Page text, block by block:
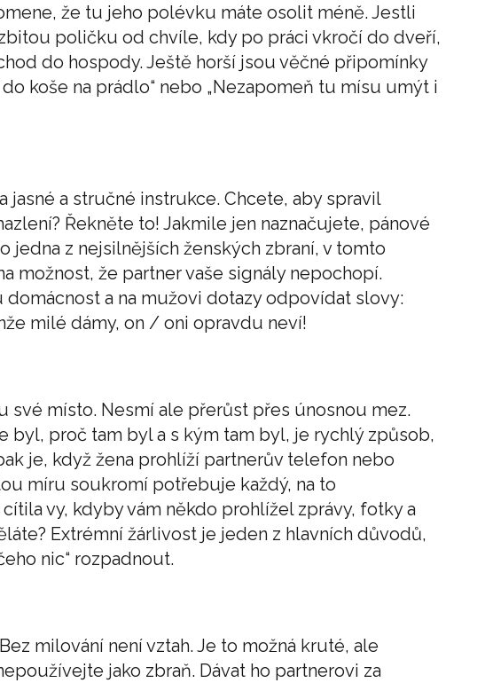
že tu jeho polévku máte osolit méně. Jestli
poličku od chvíle, kdy po práci vkročí do dveří,
do hospody. Ještě horší jsou věčné připomínky
koše na prádlo“ nebo „Nezapomeň tu mísu umýt i
jasné a stručné instrukce. Chcete, aby spravil
Řekněte to! Jakmile jen naznačujete, pánové
jedna z nejsilnějších ženských zbraní, v tomto
možnost, že partner vaše signály nepochopí.
a na mužovi dotazy odpovídat slovy:
milé dámy, on / oni opravdu neví!
své místo. Nesmí ale přerůst přes únosnou mez.
byl, proč tam byl a s kým tam byl, je rychlý způsob,
je, když žena prohlíží partnerův telefon nebo
míru soukromí potřebuje každý, na to
vy, kdyby vám někdo prohlížel zprávy, fotky a
Extrémní žárlivost je jeden z hlavních důvodů,
nic“ rozpadnout.
milování není vztah. Je to možná kruté, ale
jako zbraň. Dávat ho partnerovi za